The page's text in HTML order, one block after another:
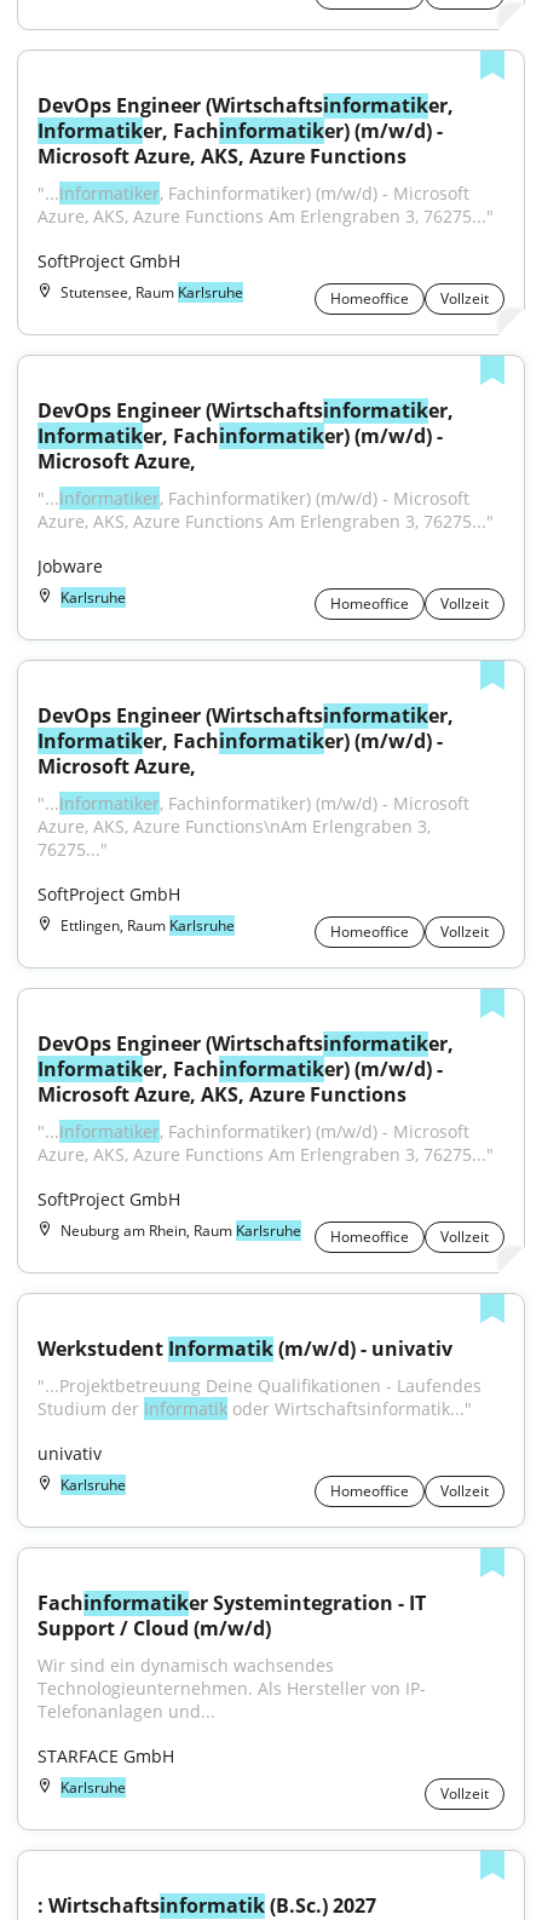
DevOps Engineer (Wirtschaftsinformatik
Informatiker, Fachinformatiker) (m/w/d) -
Microsoft Azure, AKS, Azure Functions
"...Informatiker, Fachinformatiker) (m/w/d) - Microsoft
Azure, AKS, Azure Functions Am Erlengraben 3, 76275..."
SoftProject GmbH
Stutensee, Raum Karlsruhe Homeoffice Vollzeit
DevOps Engineer (Wirtschaftsinformatik
Informatiker, Fachinformatiker) (m/w/d) -
Microsoft Azure,
"...Informatiker, Fachinformatiker) (m/w/d) - Microsoft
Azure, AKS, Azure Functions Am Erlengraben 3, 76275..."
Jobware
Karlsruhe Homeoffice Vollzeit
DevOps Engineer (Wirtschaftsinformatik
Informatiker, Fachinformatiker) (m/w/d) -
Microsoft Azure,
"...Informatiker, Fachinformatiker) (m/w/d) - Microsoft
Azure, AKS, Azure Functions\nAm Erlengraben 3,
76275..."
SoftProject GmbH
Ettlingen, Raum Karlsruhe Homeoffice Vollzeit
DevOps Engineer (Wirtschaftsinformatik
Informatiker, Fachinformatiker) (m/w/d) -
Microsoft Azure, AKS, Azure Functions
"...Informatiker, Fachinformatiker) (m/w/d) - Microsoft
Azure, AKS, Azure Functions Am Erlengraben 3, 76275..."
SoftProject GmbH
Neuburg am Rhein, Raum Karlsruhe Homeoffice Vollzeit
Werkstudent Informatik (m/w/d) - univativ
"...Projektbetreuung Deine Qualifikationen - Laufendes
Studium der Informatik oder Wirtschaftsinformatik..."
univativ
Karlsruhe Homeoffice Vollzeit
Fachinformatiker Systemintegration - IT
Support / Cloud (m/w/d)
Wir sind ein dynamisch wachsendes
Technologieunternehmen. Als Hersteller von IP-
Telefonanlagen und...
STARFACE GmbH
Karlsruhe Vollzeit
: Wirtschaftsinformatik (B.Sc.) 2027